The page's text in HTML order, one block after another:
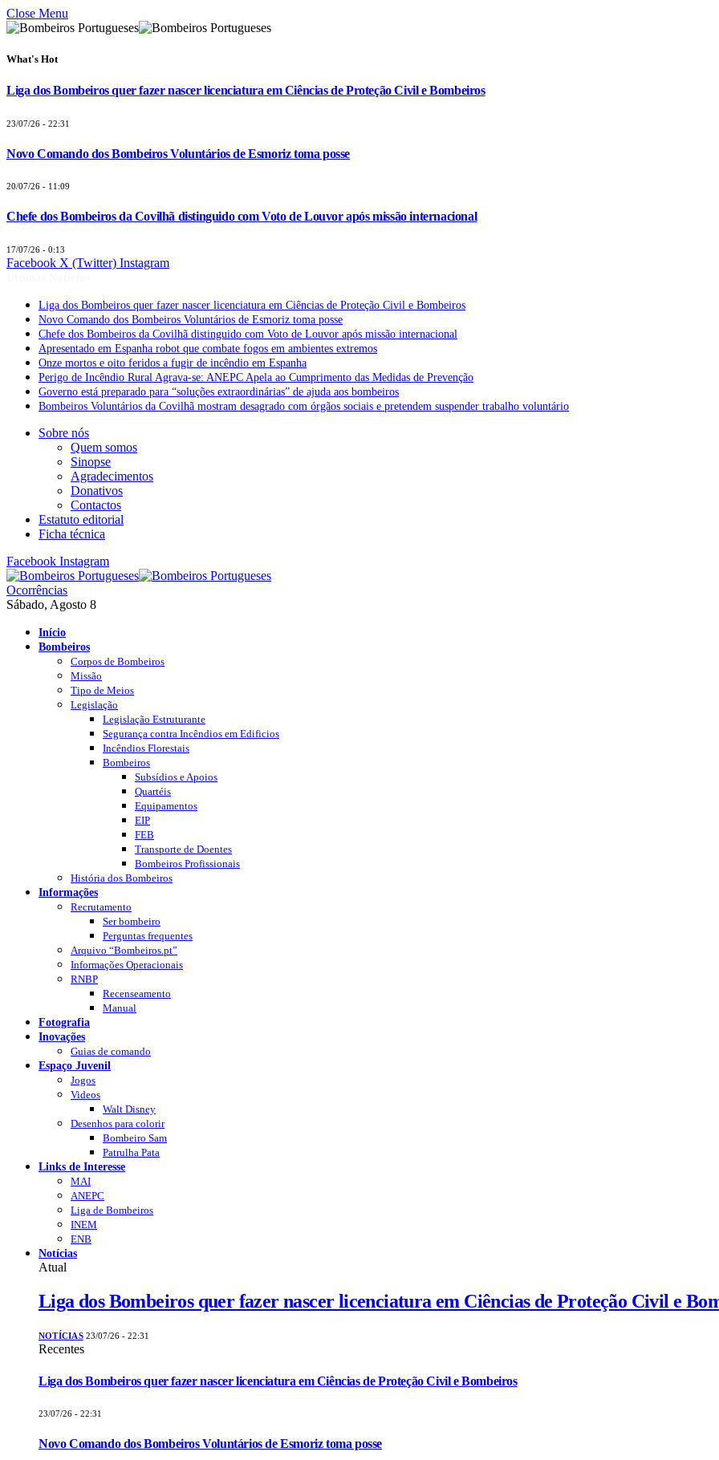
Close Menu
What's Hot
Liga dos Bombeiros quer fazer nascer licenciatura em Ciências de Proteção Civil e Bombeiros
23/07/26 - 22:31
Novo Comando dos Bombeiros Voluntários de Esmoriz toma posse
20/07/26 - 11:09
Chefe dos Bombeiros da Covilhã distinguido com Voto de Louvor após missão internacional
17/07/26 - 0:13
Facebook X (Twitter) Instagram
Liga dos Bombeiros quer fazer nascer licenciatura em Ciências de Proteção Civil e Bombeiros
Novo Comando dos Bombeiros Voluntários de Esmoriz toma posse
Chefe dos Bombeiros da Covilhã distinguido com Voto de Louvor após missão internacional
Apresentado em Espanha robot que combate fogos em ambientes extremos
Onze mortos e oito feridos a fugir de incêndio em Espanha
Perigo de Incêndio Rural Agrava-se: ANEPC Apela ao Cumprimento das Medidas de Prevenção
Governo está preparado para “soluções extraordinárias” de ajuda aos bombeiros
Bombeiros Voluntários da Covilhã mostram desagrado com órgãos sociais e pretendem suspender trabalho voluntário
Sobre nós
Quem somos
Sinopse
Agradecimentos
Donativos
Contactos
Estatuto editorial
Ficha técnica
Facebook Instagram
Ocorrências
Sábado, Agosto 8
Início
Bombeiros
Corpos de Bombeiros
Missão
Tipo de Meios
Legislação
Legislação Estruturante
Segurança contra Incêndios em Edificios
Incêndios Florestais
Bombeiros
Subsídios e Apoios
Quartéis
Equipamentos
EIP
FEB
Transporte de Doentes
Bombeiros Profissionais
História dos Bombeiros
Informações
Recrutamento
Ser bombeiro
Perguntas frequentes
Arquivo “Bombeiros.pt”
Informações Operacionais
RNBP
Recenseamento
Manual
Fotografia
Inovações
Guias de comando
Espaço Juvenil
Jogos
Videos
Walt Disney
Desenhos para colorir
Bombeiro Sam
Patrulha Pata
Links de Interesse
MAI
ANEPC
Liga de Bombeiros
INEM
ENB
Notícias
Atual
Liga dos Bombeiros quer fazer nascer licenciatura em Ciências de Proteção Civil e
NOTÍCIAS 23/07/26 - 22:31
Recentes
Liga dos Bombeiros quer fazer nascer licenciatura em Ciências de Proteção Civil e Bombeiros
23/07/26 - 22:31
Novo Comando dos Bombeiros Voluntários de Esmoriz toma posse